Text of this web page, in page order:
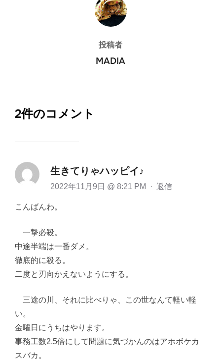
投稿者
MADIA
2件のコメント
生きてりゃハッピイ♪
2022年11月9日 @ 8:21 PM · 返信
こんばんわ。
一撃必殺。
中途半端は一番ダメ。
徹底的に殺る。
二度と刃向かえないようにする。
三途の川、それに比べりゃ、この世なんて軽い軽
い。
金曜日にうちはやります。
事務工数2.5倍にして問題に気づかんのはアホボケカ
スバカ。